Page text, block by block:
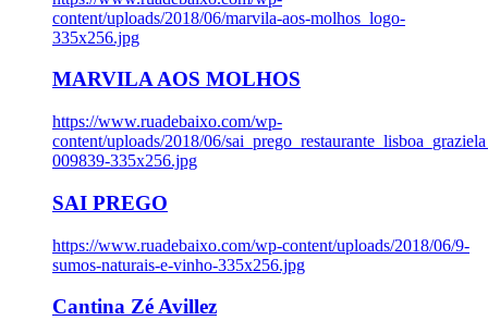
content/uploads/2018/06/marvila-aos-molhos_logo-
335x256.jpg
MARVILA AOS MOLHOS
https://www.ruadebaixo.com/wp-
content/uploads/2018/06/
009839-335x256.jpg
SAI PREGO
https://www.ruadebaixo.com/wp-content/uploads/2018/06/9-
sumos-naturais-e-vinho-335x256.jpg
Cantina Zé Avillez